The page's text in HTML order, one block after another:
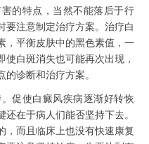
的特点，当然不能落后于行
要注意制定治疗方案。治疗白
，平衡皮肤中的黑色素值，一
白斑消失也可能再次出现，
诊断和治疗方案。
使白癜风疾病逐渐好转恢
在于病人们能否坚持下去。
，而且临床上也没有快速康复